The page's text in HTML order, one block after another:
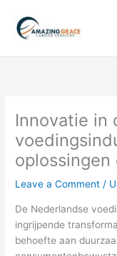
content
Innovatie in
Leave a Comment /
De Nederlandse
ingrijpende
behoefte aan